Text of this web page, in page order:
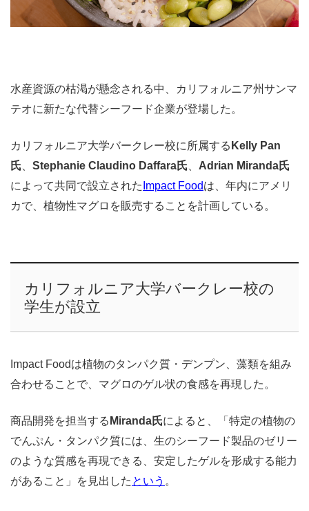
水産資源の枯渇が懸念される中、カリフォルニア州サンマ
テオに新たな代替シーフード企業が登場した。
カリフォルニア大学バークレー校に所属する Kelly Pan
氏
Stephanie Claudino Daffara氏
Adrian Miranda氏
によって共同で設立された Impact Foodは、年内にアメリ
カで、植物性マグロを販売することを計画している。
カリフォルニア大学バークレー校の
学生が設立
Impact Foodは植物のタンパク質・デンプン、藻類を組み
合わせることで、マグロのゲル状の食感を再現した。
商品開発を担当する Miranda氏によると、「特定の植物の
でんぷん・タンパク質には、生のシーフード製品のゼリー
のような質感を再現できる、安定したゲルを形成する能力
があること」を見出した という 。